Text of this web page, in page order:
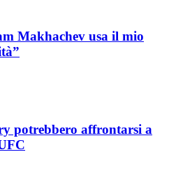
Makhachev usa il mio
potrebbero affrontarsi a